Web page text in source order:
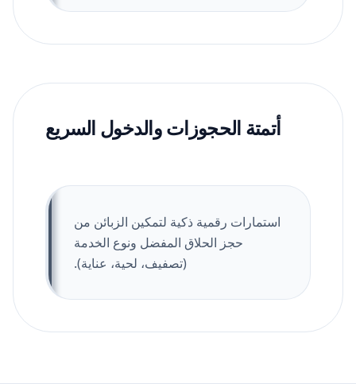
أتمتة الحجوزات والدخول السريع
استمارات رقمية ذكية لتمكين الزبائن من
حجز الحلاق المفضل ونوع الخدمة
(تصفيف، لحية، عناية).